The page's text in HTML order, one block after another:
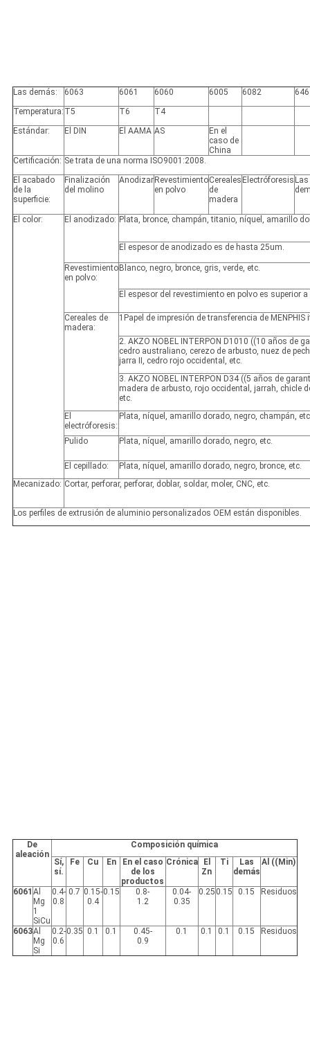
Las demás: 6063 6061 6060 6005 6082
Temperatura: T5 T6
T4
Estándar:
El DIN El AAMA AS
En el
caso de
China
Certificación: Se trata de una norma ISO9001:2008.
El acabado
de la
superficie:
Finalización
del molino
AnodizarRevestimiento
en polvo
Cereales
de
madera
Electróforesis Las
El color: El anodizado: Plata, bronce, champán, titanio, níquel, amarillo
El espesor de anodizado es de hasta 25um.
Revestimiento
en polvo:
Blanco, negro, bronce, gris, verde, etc.
El espesor del revestimiento en polvo es superior
Cereales de
madera:
1Papel de impresión de transferencia de MENPHIS
2. AKZO NOBEL INTERPON D1010 ((10 años de
cedro australiano, cerezo de arbusto, nuez de
jarra II, cedro rojo occidental, etc.
3. AKZO NOBEL INTERPON D34 ((5 años de
madera de arbusto, rojo occidental, jarrah, chicle
etc.
El
electróforesis:
Plata, níquel, amarillo dorado, negro, champán,
Pulido Plata, níquel, amarillo dorado, negro, etc.
El cepillado:
Plata, níquel, amarillo dorado, negro, bronce, etc.
Mecanizado: Cortar, perforar, perforar, doblar, soldar, moler, CNC, etc.
Los perfiles de extrusión de aluminio personalizados OEM están disponibles.
De
aleación
Composición química
Sí,
sí.
Fe Cu En
En el caso
de los
productos
Crónica
El
Zn
Ti
Las
demás
Al ((Min)
6061 Al
Mg
1
SiCu
0.4-
0.8
0.7 0.15-
0.4
0.15
0.8-
1.2
0.04-
0.35
0.25 0.15 0.15 Residuos
6063Al
Mg
Si
0.2-
0.6
0.35 0.1 0.1
0.45-
0.9
0.1 0.1 0.1 0.15 Residuos